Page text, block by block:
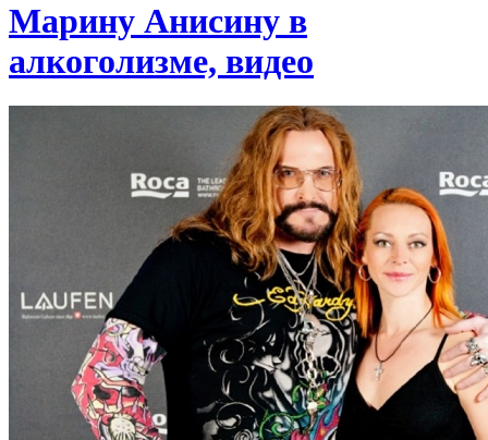
Марину Анисину в
алкоголизме, видео